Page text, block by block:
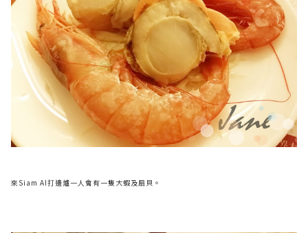
來Siam AI打邊爐一人會有一隻大蝦及扇貝。